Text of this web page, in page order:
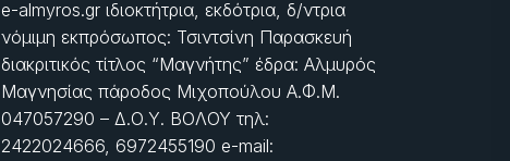
e-almyros.gr ιδιοκτήτρια, εκδότρια, δ/ντρια
νόμιμη εκπρόσωπος: Τσιντσίνη Παρασκευή
διακριτικός τίτλος “Μαγνήτης” έδρα: Αλμυρός
Μαγνησίας πάροδος Μιχοπούλου Α.Φ.Μ.
047057290 – Δ.Ο.Υ. ΒΟΛΟΥ τηλ:
2422024666, 6972455190 e-mail: